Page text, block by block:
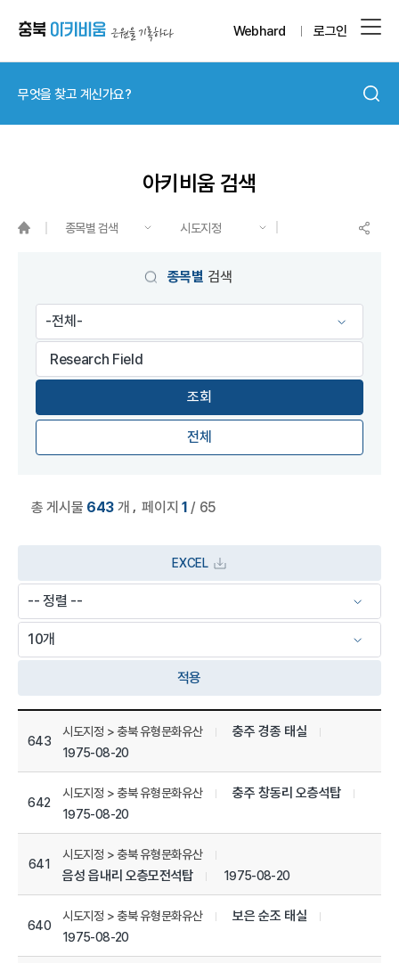
Webhard 로그인
아키비움 검색
종목별 검색 시도지정
종목별 검색
전체
총 게시물 643 개 ,페이지 1 / 65
EXCEL
적용
상세정보 관리목록
643
시도지정 > 충북 유형문화유산 충주 경종 태실
1975-08-20
642
시도지정 > 충북 유형문화유산 충주 창동리 오층석탑
1975-08-20
641
시도지정 > 충북 유형문화유산
음성 읍내리 오층모전석탑 1975-08-20
640
시도지정 > 충북 유형문화유산 보은 순조 태실
1975-08-20